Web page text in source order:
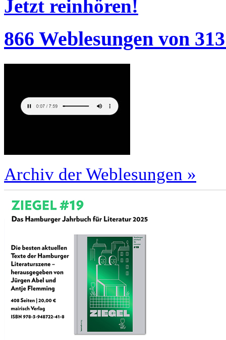
Jetzt reinhören!
866 Weblesungen von
Archiv der Weblesungen »